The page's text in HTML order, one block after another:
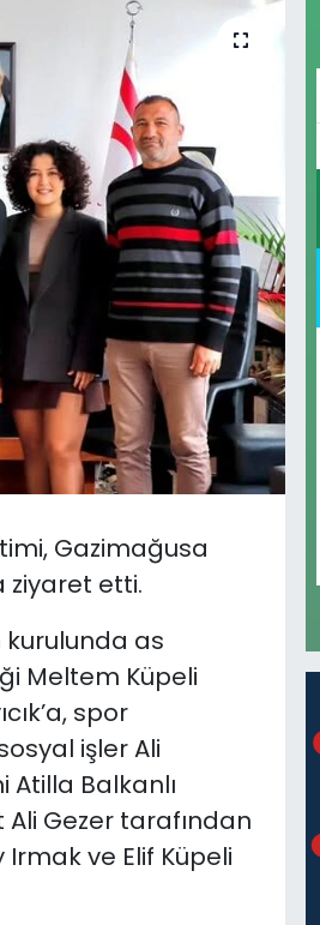
Gazimağusa
ziyaret etti.
kurulunda as
Meltem Küpeli
spor
işler Ali
Atilla Balkanlı
Gezer tarafından
ve Elif Küpeli